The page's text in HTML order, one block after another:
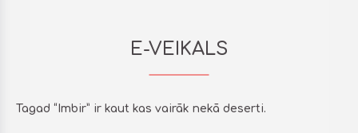
E-VEIKALS
Tagad “Imbir” ir kaut kas vairāk nekā deserti.